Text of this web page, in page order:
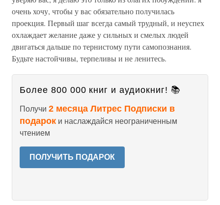
очень хочу, чтобы у вас обязательно получилась
проекция. Первый шаг всегда самый трудный, и неуспех
охлаждает желание даже у сильных и смелых людей
двигаться дальше по тернистому пути самопознания.
Будьте настойчивы, терпеливы и не ленитесь.
Более 800 000 книг и аудиокниг! 📚
Получи 2 месяца Литрес Подписки в
подарок и наслаждайся неограниченным
чтением
ПОЛУЧИТЬ ПОДАРОК